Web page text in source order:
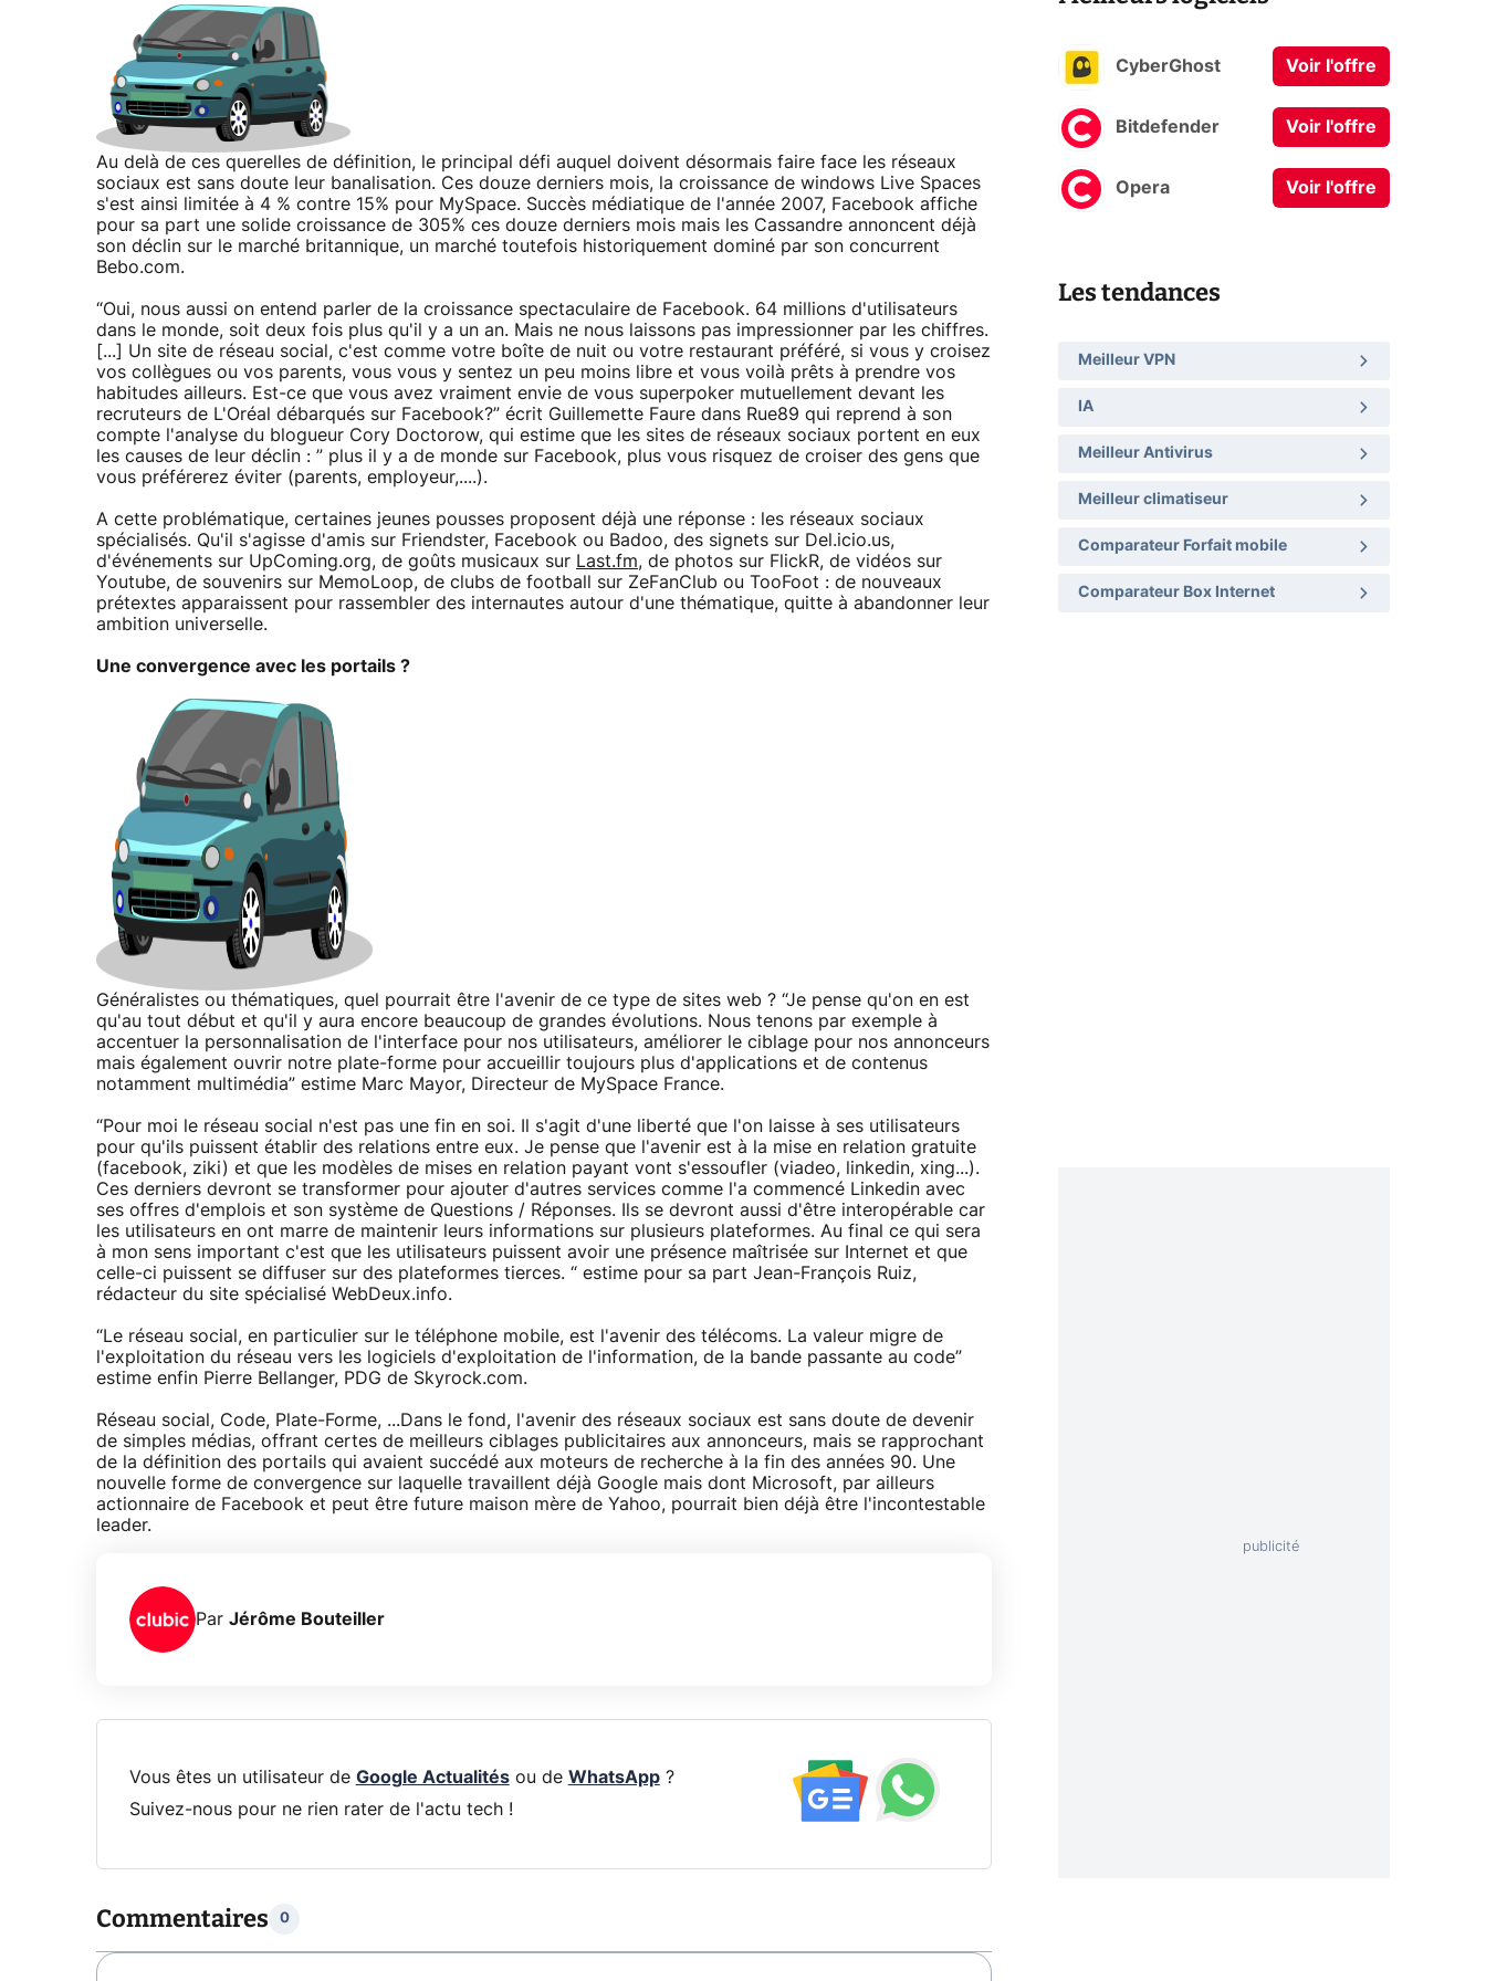
Au delà de ces querelles de définition, le principal défi auquel doivent désormais faire face les réseaux
sociaux est sans doute leur banalisation. Ces douze derniers mois, la croissance de windows Live Spaces
s'est ainsi limitée à 4 % contre 15% pour MySpace. Succès médiatique de l'année 2007, Facebook affiche
pour sa part une solide croissance de 305% ces douze derniers mois mais les Cassandre annoncent déjà
son déclin sur le marché britannique, un marché toutefois historiquement dominé par son concurrent
Bebo.com.
“Oui, nous aussi on entend parler de la croissance spectaculaire de Facebook. 64 millions d'utilisateurs
dans le monde, soit deux fois plus qu'il y a un an. Mais ne nous laissons pas impressionner par les chiffres.
[...] Un site de réseau social, c'est comme votre boîte de nuit ou votre restaurant préféré, si vous y croisez
vos collègues ou vos parents, vous vous y sentez un peu moins libre et vous voilà prêts à prendre vos
habitudes ailleurs. Est-ce que vous avez vraiment envie de vous superpoker mutuellement devant les
recruteurs de L'Oréal débarqués sur Facebook?” écrit Guillemette Faure dans Rue89 qui reprend à son
compte l'analyse du blogueur Cory Doctorow, qui estime que les sites de réseaux sociaux portent en eux
les causes de leur déclin : ” plus il y a de monde sur Facebook, plus vous risquez de croiser des gens que
vous préférerez éviter (parents, employeur,....).
A cette problématique, certaines jeunes pousses proposent déjà une réponse : les réseaux sociaux
spécialisés. Qu'il s'agisse d'amis sur Friendster, Facebook ou Badoo, des signets sur Del.icio.us,
d'événements sur UpComing.org, de goûts musicaux sur Last.fm, de photos sur FlickR, de vidéos sur
Youtube, de souvenirs sur MemoLoop, de clubs de football sur ZeFanClub ou TooFoot : de nouveaux
prétextes apparaissent pour rassembler des internautes autour d'une thématique, quitte à abandonner leur
ambition universelle.
Une convergence avec les portails ?
Généralistes ou thématiques, quel pourrait être l'avenir de ce type de sites web ? “Je pense qu'on en est
qu'au tout début et qu'il y aura encore beaucoup de grandes évolutions. Nous tenons par exemple à
accentuer la personnalisation de l'interface pour nos utilisateurs, améliorer le ciblage pour nos annonceurs
mais également ouvrir notre plate-forme pour accueillir toujours plus d'applications et de contenus
notamment multimédia” estime Marc Mayor, Directeur de MySpace France.
“Pour moi le réseau social n'est pas une fin en soi. Il s'agit d'une liberté que l'on laisse à ses utilisateurs
pour qu'ils puissent établir des relations entre eux. Je pense que l'avenir est à la mise en relation gratuite
(facebook, ziki) et que les modèles de mises en relation payant vont s'essoufler (viadeo, linkedin, xing...).
Ces derniers devront se transformer pour ajouter d'autres services comme l'a commencé Linkedin avec
ses offres d'emplois et son système de Questions / Réponses. Ils se devront aussi d'être interopérable car
les utilisateurs en ont marre de maintenir leurs informations sur plusieurs plateformes. Au final ce qui sera
à mon sens important c'est que les utilisateurs puissent avoir une présence maîtrisée sur Internet et que
celle-ci puissent se diffuser sur des plateformes tierces. “ estime pour sa part Jean-François Ruiz,
rédacteur du site spécialisé WebDeux.info.
“Le réseau social, en particulier sur le téléphone mobile, est l'avenir des télécoms. La valeur migre de
l'exploitation du réseau vers les logiciels d'exploitation de l'information, de la bande passante au code”
estime enfin Pierre Bellanger, PDG de Skyrock.com.
Réseau social, Code, Plate-Forme, ...Dans le fond, l'avenir des réseaux sociaux est sans doute de devenir
de simples médias, offrant certes de meilleurs ciblages publicitaires aux annonceurs, mais se rapprochant
de la définition des portails qui avaient succédé aux moteurs de recherche à la fin des années 90. Une
nouvelle forme de convergence sur laquelle travaillent déjà Google mais dont Microsoft, par ailleurs
actionnaire de Facebook et peut être future maison mère de Yahoo, pourrait bien déjà être l'incontestable
leader.
Par Jérôme Bouteiller
Vous êtes un utilisateur de Google Actualitésou de WhatsApp?
Suivez-nous pour ne rien rater de l'actu tech !
Commentaires 0
CyberGhost Voir l'offre
Bitdefender Voir l'offre
Opera Voir l'offre
Les tendances
Meilleur VPN
IA
Meilleur Antivirus
Meilleur climatiseur
Comparateur Forfait mobile
Comparateur Box Internet